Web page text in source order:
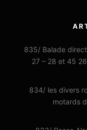
835/ Balade
27 – 28 et 45
834/ les divers
motards